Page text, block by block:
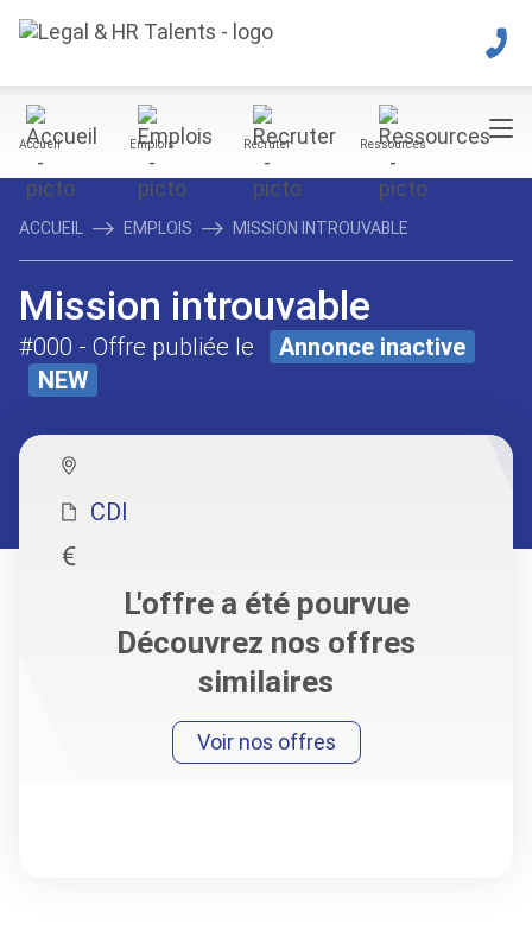
Accueil Emplois Recruter Ressources
ACCUEIL EMPLOIS MISSION INTROUVABLE
Mission introuvable
#000 - Offre publiée le
Annonce inactive
NEW
CDI
L'offre a été pourvue
Découvrez nos offres
similaires
Voir nos offres